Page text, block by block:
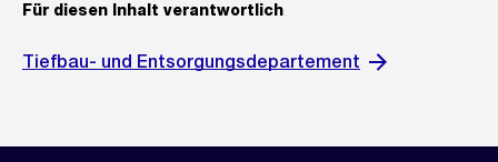
Für diesen Inhalt verantwortlich
Tiefbau- und Entsorgungsdepartement